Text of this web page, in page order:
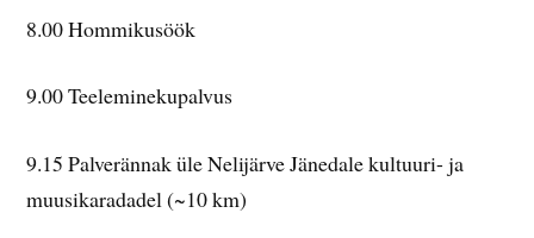
8.00 Hommikusöök
9.00 Teeleminekupalvus
9.15 Palverännak üle Nelijärve Jänedale kultuuri- ja
muusikaradadel (~10 km)